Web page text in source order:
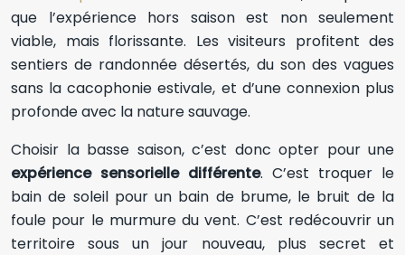
que l’expérience hors saison est non seulement
viable, mais florissante. Les visiteurs profitent des
sentiers de randonnée désertés, du son des vagues
sans la cacophonie estivale, et d’une connexion plus
profonde avec la nature sauvage.
Choisir la basse saison, c’est donc opter pour une
expérience sensorielle différente. C’est troquer le
bain de soleil pour un bain de brume, le bruit de la
foule pour le murmure du vent. C’est redécouvrir un
territoire sous un jour nouveau, plus secret et